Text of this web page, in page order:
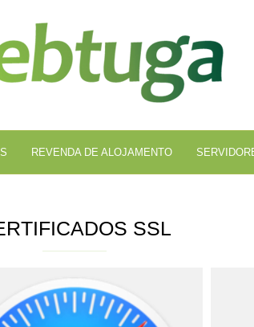
REVENDA DE ALOJAMENTO
SSL